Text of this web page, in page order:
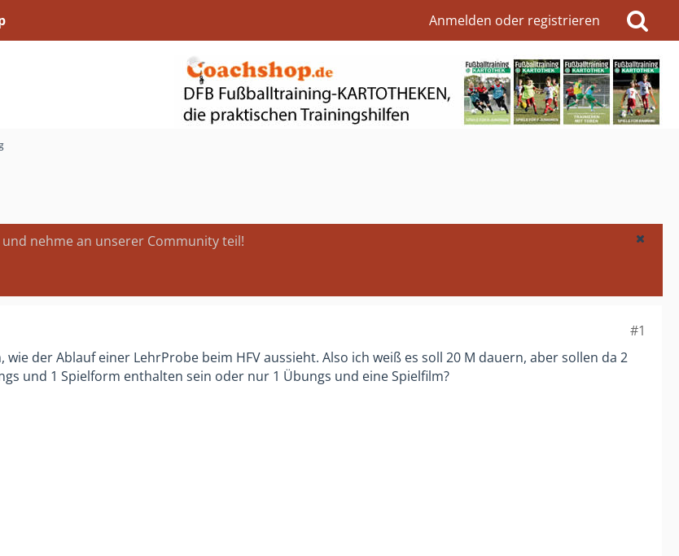
Anmelden oder registrieren
und nehme an unserer Community teil!
#1
wie der Ablauf einer LehrProbe beim HFV aussieht. Also ich weiß es soll 20 M dauern, aber sollen da 2
und 1 Spielform enthalten sein oder nur 1 Übungs und eine Spielfilm?